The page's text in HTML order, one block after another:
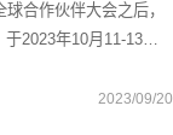
合作伙伴大会之后，
2023年10月11-13日
技再次应邀参与中国
2023/09/20